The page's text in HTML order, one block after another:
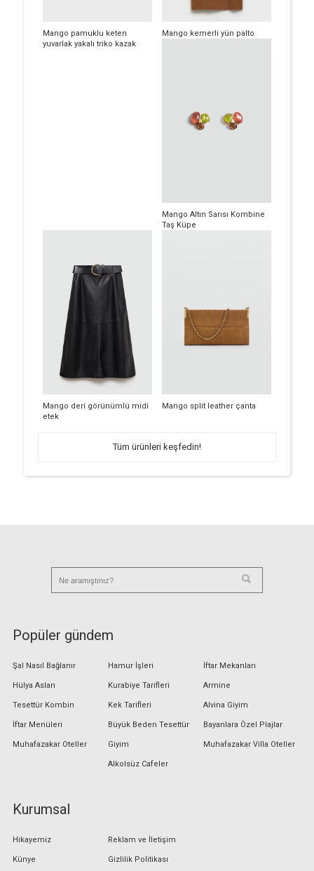
Mango pamuklu keten
yuvarlak yakalı triko kazak
Mango kemerli yün palto
Mango Altın Sarısı Kombine
Taş Küpe
Mango deri görünümlü midi
etek
Mango split leather çanta
Tüm ürünleri keşfedin!
Popüler gündem
Şal Nasıl Bağlanır
Hülya Aslan
Tesettür Kombin
İftar Menüleri
Muhafazakar Oteller
Hamur İşleri
Kurabiye Tarifleri
Kek Tarifleri
Büyük Beden Tesettür
Giyim
Alkolsüz Cafeler
İftar Mekanları
Armine
Alvina Giyim
Bayanlara Özel Plajlar
Muhafazakar Villa Oteller
Kurumsal
Hikayemiz
Künye
Reklam ve İletişim
Gizlilik Politikası